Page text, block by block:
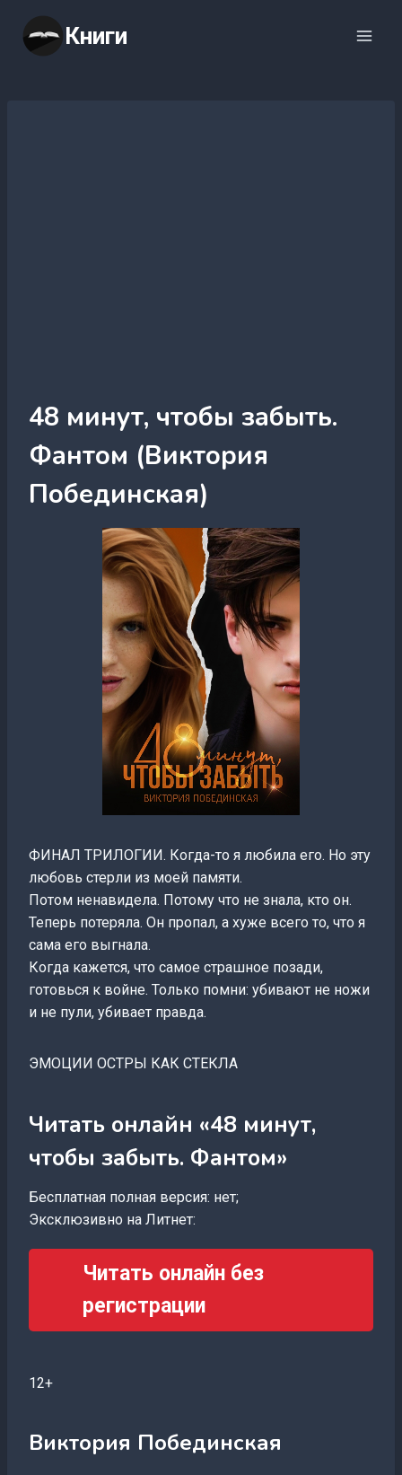
содержимому
Книги
48 минут, чтобы забыть.
Фантом (Виктория
Побединская)
ФИНАЛ ТРИЛОГИИ. Когда-то я любила его. Но эту
любовь стерли из моей памяти.
Потом ненавидела. Потому что не знала, кто он.
Теперь потеряла. Он пропал, а хуже всего то, что я
сама его выгнала.
Когда кажется, что самое страшное позади,
готовься к войне. Только помни: убивают не ножи
и не пули, убивает правда.
ЭМОЦИИ ОСТРЫ КАК СТЕКЛА
Читать онлайн «48 минут,
чтобы забыть. Фантом»
Бесплатная полная версия: нет;
Эксклюзивно на Литнет:
Читать онлайн без
регистрации
12+
Виктория Побединская